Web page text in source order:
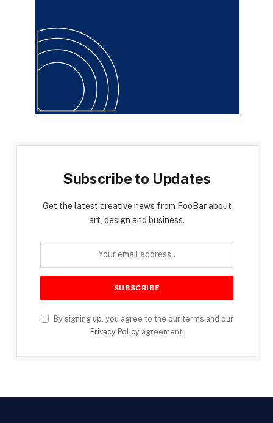
Subscribe to Updates
Get the latest creative news from FooBar about
art, design and business.
By signing up, you agree to the our terms and our
Privacy Policyagreement.